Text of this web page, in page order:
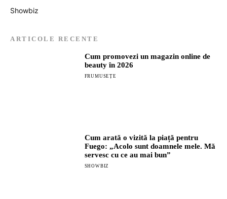
Showbiz
ARTICOLE RECENTE
Cum promovezi un magazin online de
beauty în 2026
FRUMUSEȚE
Cum arată o vizită la piață pentru
Fuego: „Acolo sunt doamnele mele. Mă
servesc cu ce au mai bun”
SHOWBIZ